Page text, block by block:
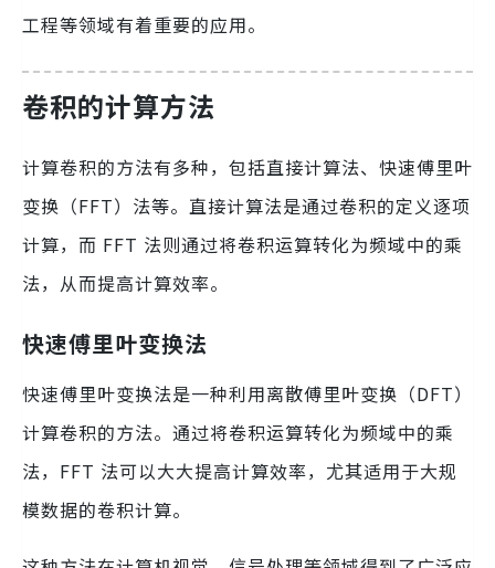
工程等领域有着重要的应用。
卷积的计算方法
计算卷积的方法有多种，包括直接计算法、快速傅里叶
变换（FFT）法等。直接计算法是通过卷积的定义逐项
计算，而 FFT 法则通过将卷积运算转化为频域中的乘
法，从而提高计算效率。
快速傅里叶变换法
快速傅里叶变换法是一种利用离散傅里叶变换（DFT）
计算卷积的方法。通过将卷积运算转化为频域中的乘
法，FFT 法可以大大提高计算效率，尤其适用于大规
模数据的卷积计算。